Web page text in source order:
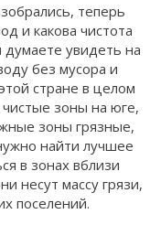
теперь
и какова чистота
думаете увидеть на
без мусора и
стране в целом
зоны на юге,
зоны грязные,
найти лучшее
в зонах вблизи
несут массу грязи,
поселений.